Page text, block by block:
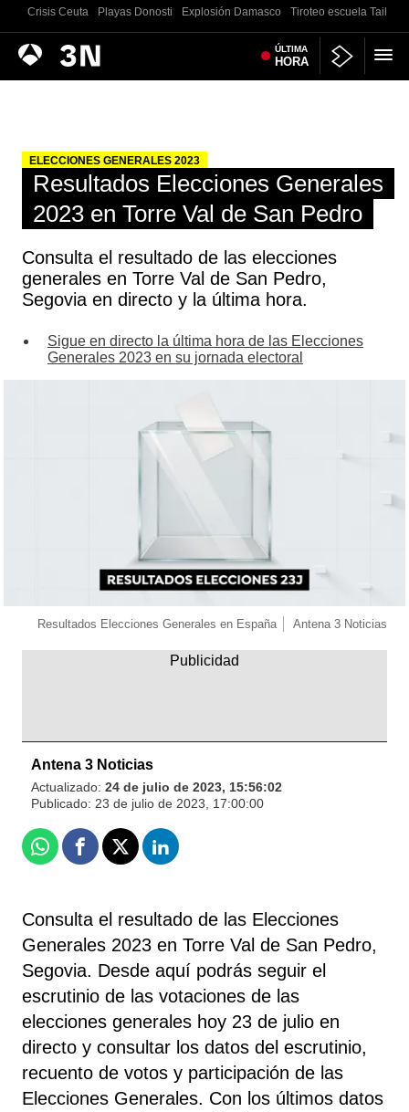
Crisis Ceuta Playas Donosti Explosión Damasco Tiroteo escuela
Antena
3
Noticias ÚLTIMA
HORA
ELECCIONES GENERALES 2023
Resultados Elecciones Generales
2023 en Torre Val de San Pedro
Consulta el resultado de las elecciones
generales en Torre Val de San Pedro,
Segovia en directo y la última hora.
Sigue en directo la última hora de las Elecciones
Generales 2023 en su jornada electoral
Resultados Elecciones Generales en España Antena 3 Noticias
Antena 3 Noticias
Actualizado: 24 de julio de 2023, 15:56:02
Publicado: 23 de julio de 2023, 17:00:00
WhatsappFacebook
X Linkedin
Consulta el resultado de las Elecciones
Generales 2023 en Torre Val de San Pedro,
Segovia. Desde aquí podrás seguir el
escrutinio de las votaciones de las
elecciones generales hoy 23 de julio en
directo y consultar los datos del escrutinio,
recuento de votos y participación de las
Elecciones Generales. Con los últimos datos